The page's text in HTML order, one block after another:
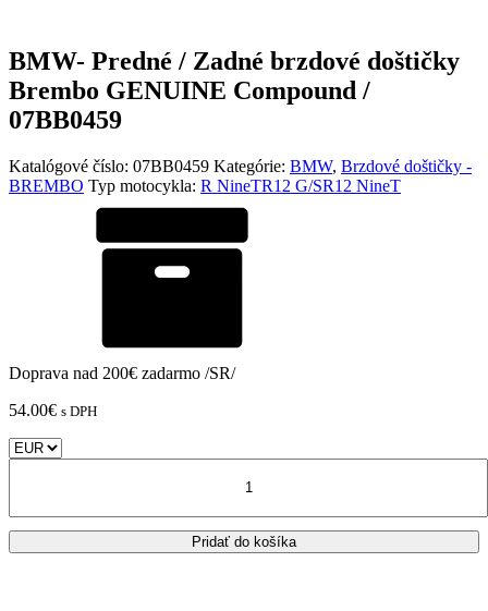
BMW- Predné / Zadné brzdové doštičky
Brembo GENUINE Compound /
07BB0459
Katalógové číslo: 07BB0459 Kategórie: BMW, Brzdové doštičky -
BREMBO Typ motocykla: R NineTR12 G/SR12 NineT
Doprava nad 200€ zadarmo /SR/
54.00€ s DPH
Pridať do košíka